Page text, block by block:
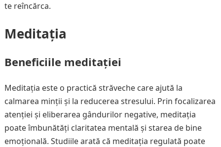
te reîncărca.
Meditația
Beneficiile meditației
Meditația este o practică străveche care ajută la
calmarea minții și la reducerea stresului. Prin focalizarea
atenției și eliberarea gândurilor negative, meditația
poate îmbunătăți claritatea mentală și starea de bine
emoțională. Studiile arată că meditația regulată poate